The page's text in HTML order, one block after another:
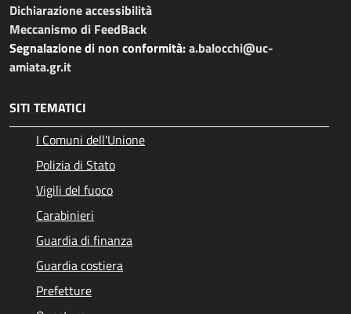
Dichiarazione accessibilità
Meccanismo di FeedBack
Segnalazione di non conformità:a.balocchi@uc-
amiata.gr.it
SITI TEMATICI
I Comuni dell'Unione
Polizia di Stato
Vigili del fuoco
Carabinieri
Guardia di finanza
Guardia costiera
Prefetture